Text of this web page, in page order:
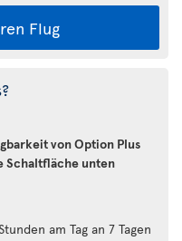
Flug
von Option Plus
Schaltfläche unten
am Tag an 7 Tagen